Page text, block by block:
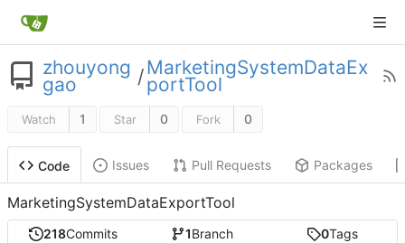
zhouyong
gao /MarketingSystemDataEx
portTool
Watch 1 Star 0 Fork 0
Code Issues Pull Requests Packages
MarketingSystemDataExportTool
218Commits 1Branch 0Tags